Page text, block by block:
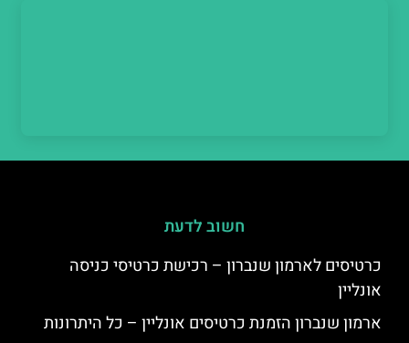
חשוב לדעת
כרטיסים לארמון שנברון – רכישת כרטיסי כניסה
אונליין
ארמון שנברון הזמנת כרטיסים אונליין – כל היתרונות